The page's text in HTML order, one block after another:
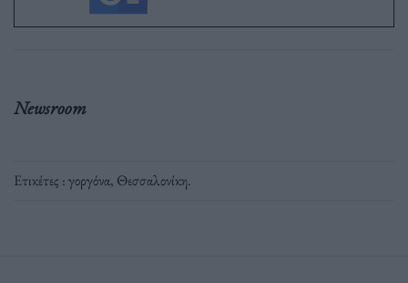
Newsroom
Ετικέτες :γοργόνα, Θεσσαλονίκη.